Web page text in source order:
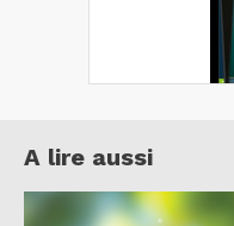
A lire aussi